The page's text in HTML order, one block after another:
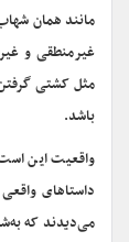
مانند همان
غیرمنطقی و
مثل کشتی
باشد.
واقعیت این
داستا‌های
می‌دیدند که